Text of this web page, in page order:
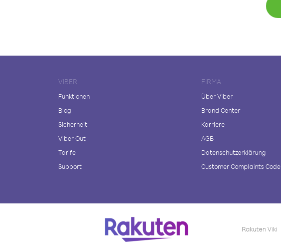
VIBER
Funktionen
Blog
Sicherheit
Viber Out
Tarife
Support
FIRMA
Über Viber
Brand Center
Karriere
AGB
Datenschutzerklärung
Customer Complaints Code
Rakuten Viki